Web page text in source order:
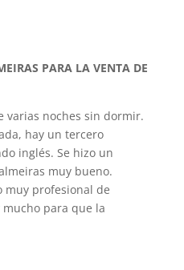
PARA LA VENTA DE
varias noches sin dormir.
hay un tercero
inglés. Se hizo un
muy bueno.
muy profesional de
para que la